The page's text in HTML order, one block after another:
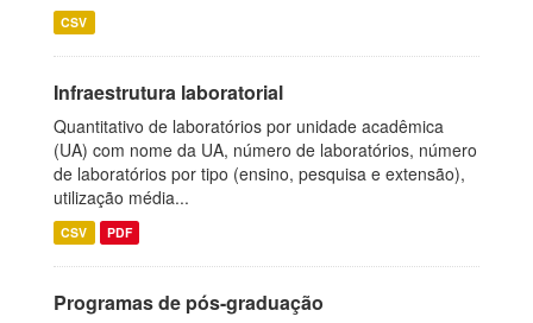
CSV
Infraestrutura laboratorial
Quantitativo de laboratórios por unidade acadêmica
(UA) com nome da UA, número de laboratórios, número
de laboratórios por tipo (ensino, pesquisa e extensão),
utilização média...
CSV PDF
Programas de pós-graduação